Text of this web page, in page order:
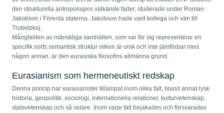
den strukturella antropologins välkände fader, studerade under Roman
Jakobson i Förenta staterna. Jakobson hade varit kollega och vän till
Trubetzkoj.
Mångfalden av mänskliga samhällen, som var för sig representerar en
specifik sorts semantisk struktur vilken är unik och inte jämförbar med
någon annan, är den eurasiska filosofins allmänna grund.
Eurasianism som hermeneutiskt redskap
Denna princip har eurasianister tillämpat inom olika falt, bland annat rysk
historia, geopolitik, sociologi, internationella relationer, kulturvetenskap,
statsvetenskap och så vidare. Inom varje falt bejakades och försvarades